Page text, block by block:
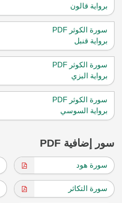
برواية قالون
سورة الكوثر PDF
برواية قنبل
سورة الكوثر PDF
برواية البزي
سورة الكوثر PDF
برواية السوسي
سور إضافية PDF
سورة هود
سورة التكاثر